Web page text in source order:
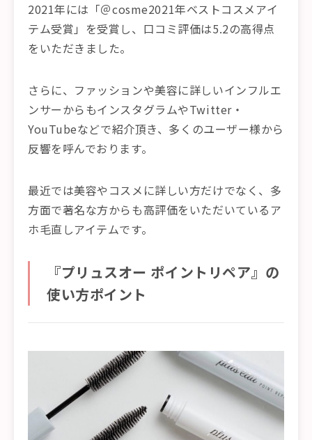
2021年には「＠cosme2021年ベストコスメアイ
テム受賞」を受賞し、口コミ評価は5.2の高得点
をいただきました。
さらに、ファッションや美容に詳しいインフルエ
ンサーからもインスタグラムやTwitter・
YouTubeなどで紹介頂き、多くのユーザー様から
反響を呼んでおります。
最近では美容やコスメに詳しい方だけでなく、多
方面で著名な方からも高評価をいただいているア
ホ毛直しアイテムです。
『プリュスオー ポイントリペア』の
使い方ポイント